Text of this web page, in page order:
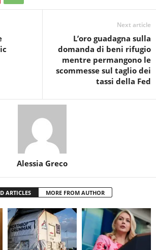
Next article
L’oro guadagna sulla
domanda di beni rifugio
mentre permangono le
scommesse sul taglio dei
tassi della Fed
Alessia Greco
ARTICLES MORE FROM AUTHOR